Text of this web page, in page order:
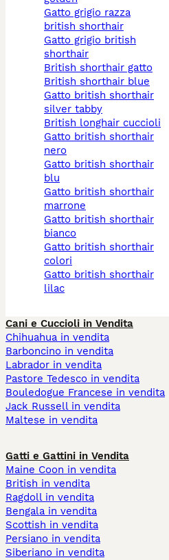
gatto grigio razza
british shorthair
gatto grigio british
shorthair
british shorthair gatto
british shorthair blue
gatto british shorthair
silver tabby
british longhair cuccioli
gatto british shorthair
nero
gatto british shorthair
blu
gatto british shorthair
marrone
gatto british shorthair
bianco
gatto british shorthair
colori
gatto british shorthair
lilac
Cani e Cuccioli in Vendita
Chihuahua in vendita
Barboncino in vendita
Labrador in vendita
Pastore Tedesco in vendita
Bouledogue Francese in vendita
Jack Russell in vendita
Maltese in vendita
Gatti e Gattini in Vendita
Maine Coon in vendita
British in vendita
Ragdoll in vendita
Bengala in vendita
Scottish in vendita
Persiano in vendita
Siberiano in vendita